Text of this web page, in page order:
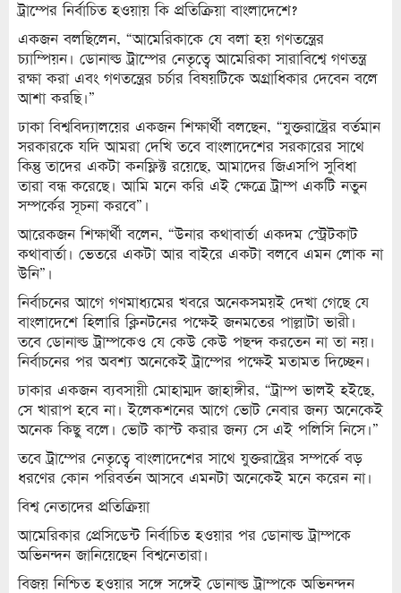
ট্রাম্পের নির্বাচিত হওয়ায় কি প্রতিক্রিয়া বাংলাদেশে?
একজন বলছিলেন, “আমেরিকাকে যে বলা হয় গণতন্ত্রের
চ্যাম্পিয়ন। ডোনাল্ড ট্রাম্পের নেতৃত্বে আমেরিকা সারাবিশ্বে গণতন্ত্র
রক্ষা করা এবং গণতন্ত্রের চর্চার বিষয়টিকে অগ্রাধিকার দেবেন বলে
আশা করছি।”
ঢাকা বিশ্ববিদ্যালয়ের একজন শিক্ষার্থী বলছেন, “যুক্তরাষ্ট্রের বর্তমান
সরকারকে যদি আমরা দেখি তবে বাংলাদেশের সরকারের সাথে
কিন্তু তাদের একটা কনফ্লিক্ট রয়েছে, আমাদের জিএসপি সুবিধা
তারা বন্ধ করেছে। আমি মনে করি এই ক্ষেত্রে ট্রাম্প একটি নতুন
সম্পর্কের সূচনা করবে”।
আরেকজন শিক্ষার্থী বলেন, “উনার কথাবার্তা একদম স্ট্রেটকাট
কথাবার্তা। ভেতরে একটা আর বাইরে একটা বলবে এমন লোক না
উনি”।
নির্বাচনের আগে গণমাধ্যমের খবরে অনেকসময়ই দেখা গেছে যে
বাংলাদেশে হিলারি ক্লিনটনের পক্ষেই জনমতের পাল্লাটা ভারী।
তবে ডোনাল্ড ট্রাম্পকেও যে কেউ কেউ পছন্দ করতেন না তা নয়।
নির্বাচনের পর অবশ্য অনেকেই ট্রাম্পের পক্ষেই মতামত দিচ্ছেন।
ঢাকার একজন ব্যবসায়ী মোহাম্মদ জাহাঙ্গীর, “ট্রাম্প ভালই হইছে,
সে খারাপ হবে না। ইলেকশনের আগে ভোট নেবার জন্য অনেকেই
অনেক কিছু বলে। ভোট কাস্ট করার জন্য সে এই পলিসি নিসে।”
তবে ট্রাম্পের নেতৃত্বে বাংলাদেশের সাথে যুক্তরাষ্ট্রের সম্পর্কে বড়
ধরণের কোন পরিবর্তন আসবে এমনটা অনেকেই মনে করেন না।
বিশ্ব নেতাদের প্রতিক্রিয়া
আমেরিকার প্রেসিডেন্ট নির্বাচিত হওয়ার পর ডোনাল্ড ট্রাম্পকে
অভিনন্দন জানিয়েছেন বিশ্বনেতারা।
বিজয় নিশ্চিত হওয়ার সঙ্গে সঙ্গেই ডোনাল্ড ট্রাম্পকে অভিনন্দন